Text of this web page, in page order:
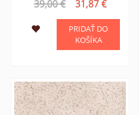
39,00 € 31,87 €
PRIDAŤ DO
KOŠÍKA